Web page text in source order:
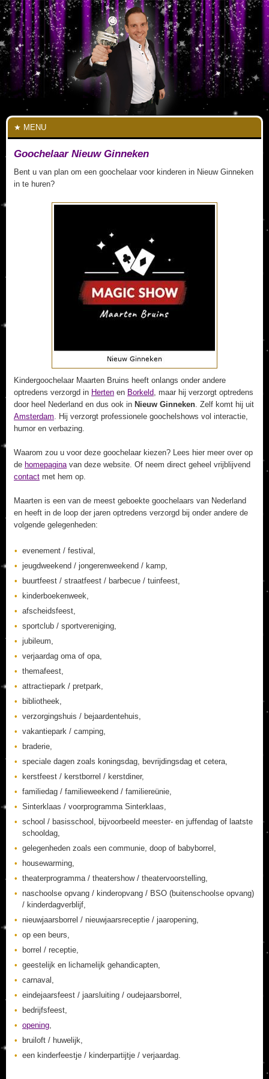
MENU
Goochelaar Nieuw Ginneken
Bent u van plan om een goochelaar voor kinderen in Nieuw Ginneken
in te huren?
Kindergoochelaar Maarten Bruins heeft onlangs onder andere
optredens verzorgd in Herten en Borkeld, maar hij verzorgt optredens
door heel Nederland en dus ook in Nieuw Ginneken. Zelf komt hij uit
Amsterdam. Hij verzorgt professionele goochelshows vol interactie,
humor en verbazing.
Waarom zou u voor deze goochelaar kiezen? Lees hier meer over op
de homepaginavan deze website. Of neem direct geheel vrijblijvend
contact met hem op.
Maarten is een van de meest geboekte goochelaars van Nederland
en heeft in de loop der jaren optredens verzorgd bij onder andere de
volgende gelegenheden:
evenement / festival,
jeugdweekend / jongerenweekend / kamp,
buurtfeest / straatfeest / barbecue / tuinfeest,
kinderboekenweek,
afscheidsfeest,
sportclub / sportvereniging,
jubileum,
verjaardag oma of opa,
themafeest,
attractiepark / pretpark,
bibliotheek,
verzorgingshuis / bejaardentehuis,
vakantiepark / camping,
braderie,
speciale dagen zoals koningsdag, bevrijdingsdag et cetera,
kerstfeest / kerstborrel / kerstdiner,
familiedag / familieweekend / familiereünie,
Sinterklaas / voorprogramma Sinterklaas,
school / basisschool, bijvoorbeeld meester- en juffendag of laatste
schooldag,
gelegenheden zoals een communie, doop of babyborrel,
housewarming,
theaterprogramma / theatershow / theatervoorstelling,
naschoolse opvang / kinderopvang / BSO (buitenschoolse opvang)
/ kinderdagverblijf,
nieuwjaarsborrel / nieuwjaarsreceptie / jaaropening,
op een beurs,
borrel / receptie,
geestelijk en lichamelijk gehandicapten,
carnaval,
eindejaarsfeest / jaarsluiting / oudejaarsborrel,
bedrijfsfeest,
opening,
bruiloft / huwelijk,
een kinderfeestje / kinderpartijtje / verjaardag.